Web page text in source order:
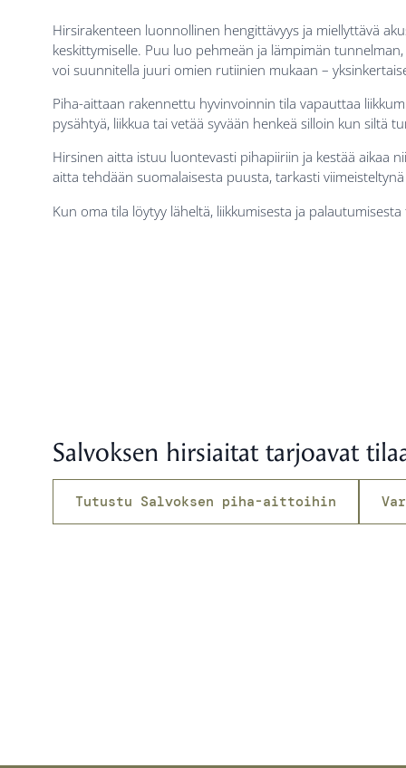
Hirsirakenteen luonnollinen hengittävyys ja miellyttävä
keskittymiselle. Puu luo pehmeän ja lämpimän
voi suunnitella juuri omien rutiinien mukaan –
Piha-aittaan rakennettu hyvinvoinnin tila vapauttaa
pysähtyä, liikkua tai vetää syvään henkeä silloin kun siltä
Hirsinen aitta istuu luontevasti pihapiiriin ja kestää aikaa
aitta tehdään suomalaisesta puusta, tarkasti
Kun oma tila löytyy läheltä, liikkumisesta ja
Salvoksen hirsiaitat tarjoavat
Tutustu Salvoksen piha-aittoihin